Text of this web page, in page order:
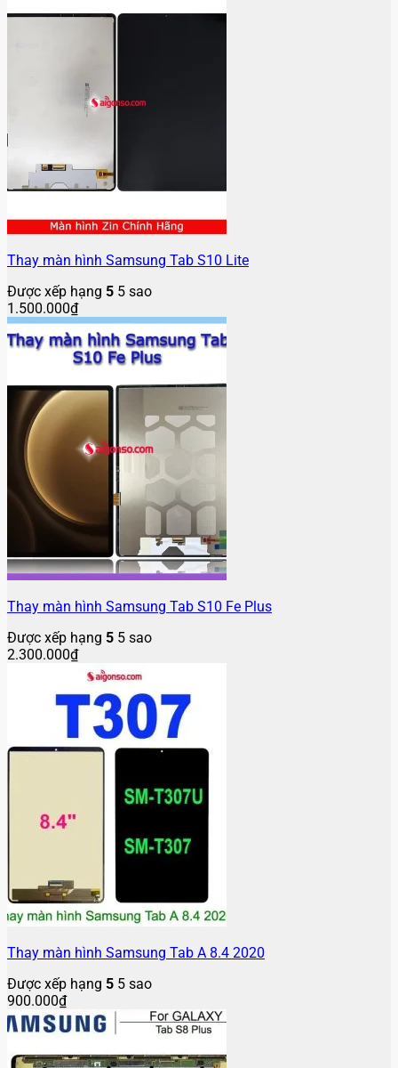
Thay màn hình Samsung Tab S10 Lite
Được xếp hạng 5 5 sao
1.500.000₫
Thay màn hình Samsung Tab S10 Fe Plus
Được xếp hạng 5 5 sao
2.300.000₫
Thay màn hình Samsung Tab A 8.4 2020
Được xếp hạng 5 5 sao
900.000₫